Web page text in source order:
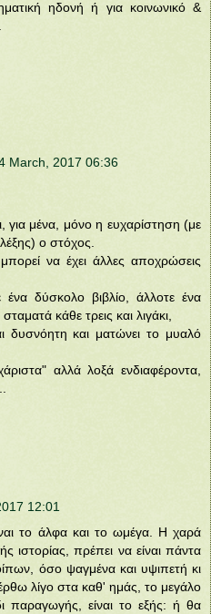
ηδονή ή για κοινωνικό &
March, 2017 06:36
για μένα, μόνο η ευχαρίστηση (με
ο στόχος.
να έχει άλλες αποχρώσεις
δύσκολο βιβλίο, άλλοτε ένα
κάθε τρεις και λιγάκι,
δυσνόητη και ματώνει το μυαλό
αλλά λοξά ενδιαφέροντα,
12:01
το άλφα και το ωμέγα. Η χαρά
ιστορίας, πρέπει να είναι πάντα
όσο ψαγμένα και υψιπετή κι
λίγο στα καθ' ημάς, το μεγάλο
παραγωγής, είναι το εξής: ή θα